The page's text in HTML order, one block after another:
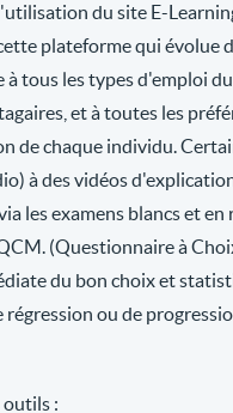
du site E-
plateforme qui évolue
à tous les types d'emploi
et à toutes les
de chaque individu.
à des vidéos
les examens blancs et
(Questionnaire à
du bon choix et
régression ou de
outils :